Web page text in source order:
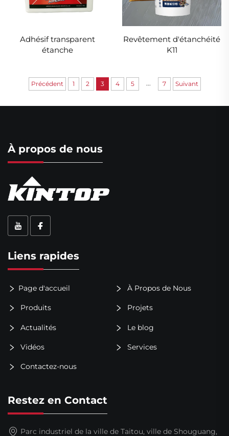
Adhésif transparent
étanche
Revêtement d'étanchéité
K11
Précédent 1 2 3 4 5 ... 7 Suivant
À propos de nous
Liens rapides
Page d'accueil À Propos de Nous
Produits Projets
Actualités Le blog
Vidéos Services
Contactez-nous
Restez en Contact
Parc industriel de la ville de Taitou, ville de Shouguang,